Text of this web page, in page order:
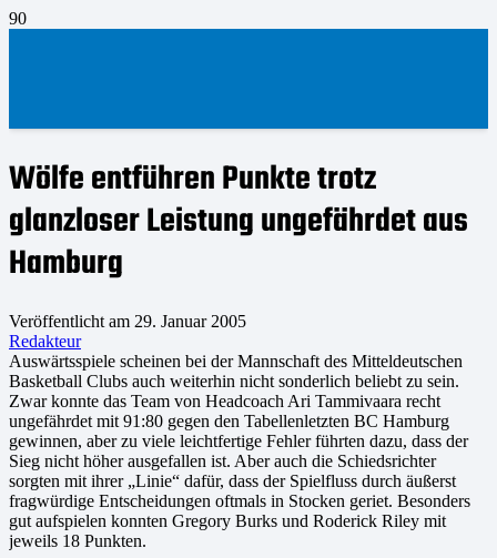
Wölfe entführen Punkte trotz
glanzloser Leistung ungefährdet aus
Hamburg
Veröffentlicht am 29. Januar 2005
Redakteur
Auswärtsspiele scheinen bei der Mannschaft des Mitteldeutschen
Basketball Clubs auch weiterhin nicht sonderlich beliebt zu sein.
Zwar konnte das Team von Headcoach Ari Tammivaara recht
ungefährdet mit 91:80 gegen den Tabellenletzten BC Hamburg
gewinnen, aber zu viele leichtfertige Fehler führten dazu, dass der
Sieg nicht höher ausgefallen ist. Aber auch die Schiedsrichter
sorgten mit ihrer „Linie“ dafür, dass der Spielfluss durch äußerst
fragwürdige Entscheidungen oftmals in Stocken geriet. Besonders
gut aufspielen konnten Gregory Burks und Roderick Riley mit
jeweils 18 Punkten.